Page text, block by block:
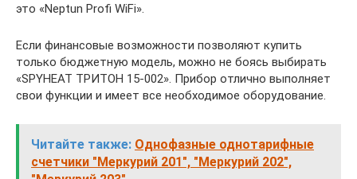
это «Neptun Profi WiFi».
Если финансовые возможности позволяют купить
только бюджетную модель, можно не боясь выбирать
«SPYHEAT ТРИТОН 15-002». Прибор отлично выполняет
свои функции и имеет все необходимое оборудование.
Читайте также: Однофазные однотарифные
счетчики "Меркурий 201", "Меркурий 202",